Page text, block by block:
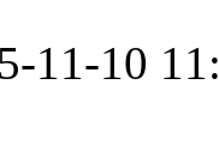
11-10